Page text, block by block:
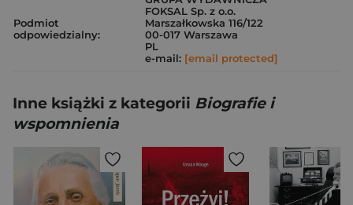
Podmiot
odpowiedzialny:
FOKSAL Sp. z o.o.
Marszałkowska 116/122
00-017 Warszawa
PL
e-mail: [email protected]
Inne książki z kategorii Biografie i
wspomnienia